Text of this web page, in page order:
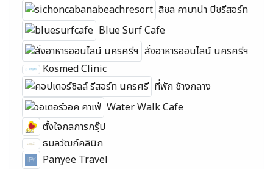
สิชล คาบาน่า บีชรีสอร์ท
Blue Surf Cafe
สั่งอาหารออนไลน์ นครศรีฯ
Kosmed Clinic
ที่พัก ช้างกลาง
Water Walk Cafe
ตั้งใจกลการกรุ๊ป
ธมลวัฒก์คลินิก
Panyee Travel